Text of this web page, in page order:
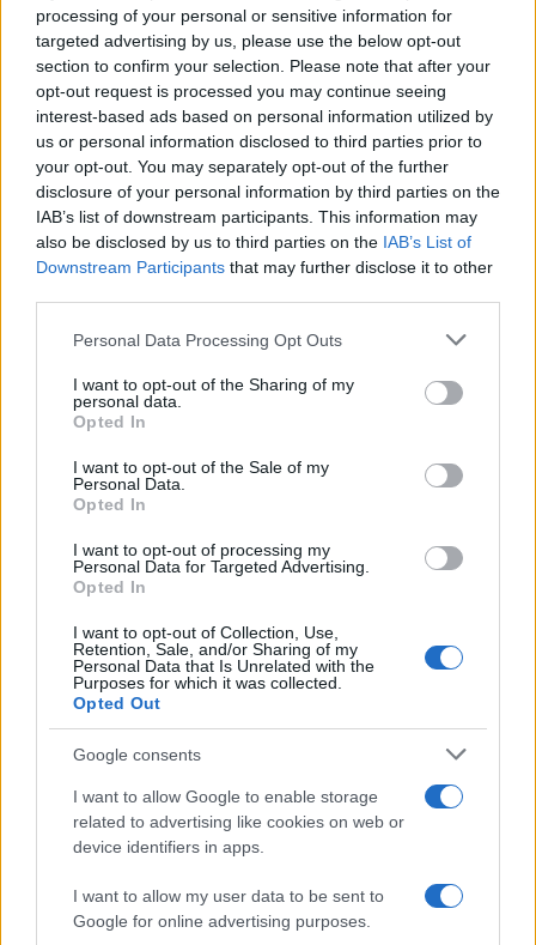
processing of your personal or sensitive information for
targeted advertising by us, please use the below opt-out
section to confirm your selection. Please note that after your
opt-out request is processed you may continue seeing
interest-based ads based on personal information utilized by
us or personal information disclosed to third parties prior to
your opt-out. You may separately opt-out of the further
disclosure of your personal information by third parties on the
IAB’s list of downstream participants. This information may
also be disclosed by us to third parties on the IAB’s List of
Downstream Participants that may further disclose it to other
Please note that this website/app uses one or more Google
not limited to your visit or usage behaviour. You may click to
grant or deny consent to Google and its third-party tags to
use your data for below specified purposes in below Google
consent section.
Personal Data Processing Opt Outs
I want to opt-out of the Sharing of my
personal data.
Opted In
I want to opt-out of the Sale of my
Personal Data.
Opted In
I want to opt-out of processing my
Personal Data for Targeted Advertising.
Opted In
I want to opt-out of Collection, Use,
Retention, Sale, and/or Sharing of my
Personal Data that Is Unrelated with the
Purposes for which it was collected.
Opted Out
Google consents
I want to allow Google to enable storage
related to advertising like cookies on web or
device identifiers in apps.
I want to allow my user data to be sent to
Google for online advertising purposes.
tartja számon: ez a franciás melodikájú dal volt a
legeslegelső a Cseh - Bereményi szerzemények utóbb
rendkívül hosszúra nyúlt sorában. A fiatal rajztanár (Cseh
Tamás) és a pályakezdő filmes-író (Bereményi Géza)
találkozása a hetvenes évek elején mindkettejük
életében sorsfordítónak bizonyult. A szűk érdekeltségű,
szinte csak a baráti kört megszólítani kívánó, "albérleti
dalköltészetnek" szánt együttműködés már a hetvenes
többek közt Jancsó Miklós is felfigyelt, s nemcsak
megajándékozta.)
A sikernek vélhetőleg két fő összetevője volt. Az egyik a
szövegek kivételes nyelvi színvonala, művészi
összetettsége és tematikus sokrétűsége. A másik az
előadás módja, az előadó személyes szuggesztivitása.
("Sárm Aznavúr" - élt a találó szójátékkalCseh Tamás
című, fontos könyvében Fodor Sándor.) S nem mellékesen
nyilván az is, hogy e széles horizontú életmű, a történelmi
emlékezet távlatait nyitva meg s írva újra, a kulturális